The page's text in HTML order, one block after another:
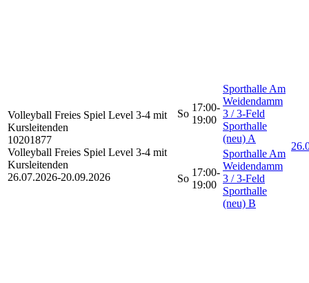
Volleyball Freies Spiel Level 3-4 mit
Kursleitenden
10201877
Volleyball Freies Spiel Level 3-4 mit
Kursleitenden
26.07.2026-20.09.2026
So
17:00-
19:00
Sporthalle Am
Weidendamm
3 / 3-Feld
Sporthalle
(neu) A
So
17:00-
19:00
Sporthalle Am
Weidendamm
3 / 3-Feld
Sporthalle
(neu) B